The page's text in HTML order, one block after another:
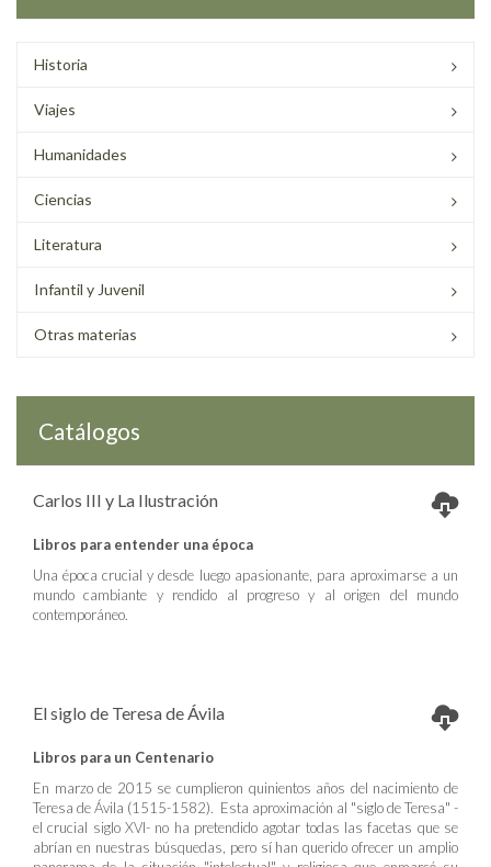
Historia
Viajes
Humanidades
Ciencias
Literatura
Infantil y Juvenil
Otras materias
Catálogos
Carlos III y La Ilustración
Libros para entender una época
Una época crucial y desde luego apasionante, para aproximarse a un
mundo cambiante y rendido al progreso y al origen del mundo
contemporáneo.
El siglo de Teresa de Ávila
Libros para un Centenario
En marzo de 2015 se cumplieron quinientos años del nacimiento de
Teresa de Ávila (1515-1582). Esta aproximación al "siglo de Teresa" -
el crucial siglo XVI- no ha pretendido agotar todas las facetas que se
abrían en nuestras búsquedas, pero sí han querido ofrecer un amplio